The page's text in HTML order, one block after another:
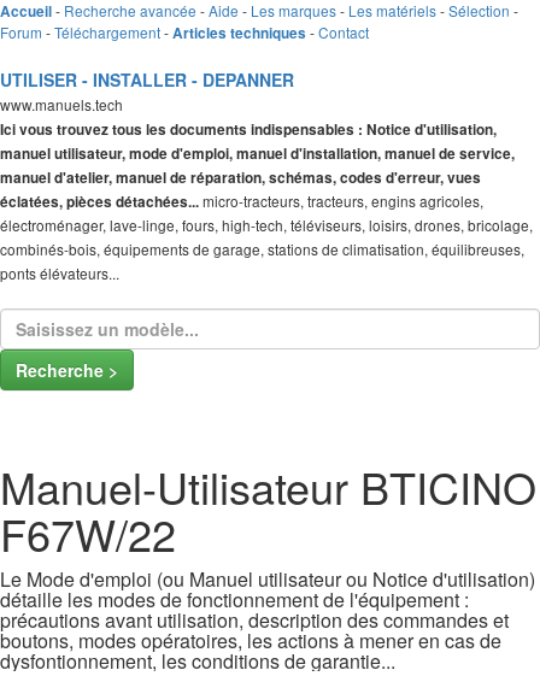
Accueil- Recherche avancée -Aide - Les marques- Les matériels-Sélection -
Forum -Téléchargement-Articles techniques -Contact
UTILISER - INSTALLER - DEPANNER
www.manuels.tech
Ici vous trouvez tous les documents indispensables : Notice d'utilisation,
manuel utilisateur, mode d'emploi, manuel d'installation, manuel de service,
manuel d'atelier, manuel de réparation, schémas, codes d'erreur, vues
éclatées, pièces détachées...micro-tracteurs, tracteurs, engins agricoles,
électroménager, lave-linge, fours, high-tech, téléviseurs, loisirs, drones, bricolage,
combinés-bois, équipements de garage, stations de climatisation, équilibreuses,
ponts élévateurs...
Recherche >
Manuel-Utilisateur BTICINO
F67W/22
Le Mode d'emploi (ou Manuel utilisateur ou Notice d'utilisation)
détaille les modes de fonctionnement de l'équipement :
précautions avant utilisation, description des commandes et
boutons, modes opératoires, les actions à mener en cas de
dysfontionnement, les conditions de garantie...